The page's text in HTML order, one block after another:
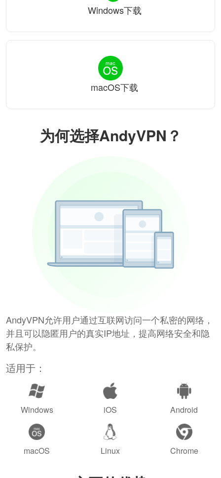
为何选择AndyVPN？
AndyVPN允许用户通过互联网访问一个私密的网络，
并且可以隐匿用户的真实IP地址，提高网络安全和隐
私保护。
适用于：
Windows iOS Android
macOS Linux Chrome
Windows下载
macOS下载